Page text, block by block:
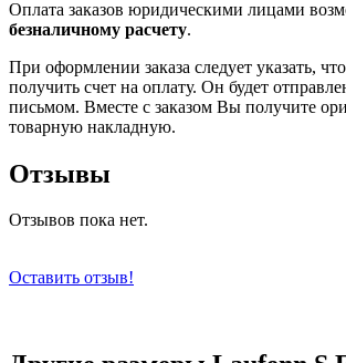
Оплата заказов юридическими лицами
безналичному расчету.
При оформлении заказа следует указать,
получить счет на оплату. Он будет
письмом. Вместе с заказом Вы получите
товарную накладную.
Отзывы
Отзывов пока нет.
Оставить отзыв!